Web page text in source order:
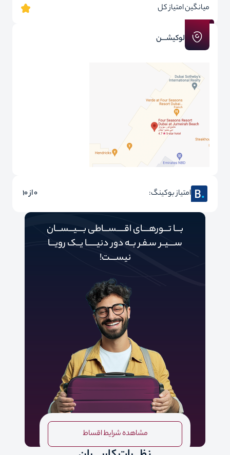
میانگین امتیاز کل
لوکیشـــن
امتیاز بوکینگ: 0 از 10
بـــا تـــورهــــای اقـــــســـاطی بــــیـــســـان
ســــیــر سـفـر بــه دور‌‌‌‌ دنیـــــ‌‌ـا یــک رویـــا
نیســــت!
مشاهده شرایط اقساط